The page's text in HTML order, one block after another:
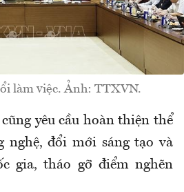
làm việc. Ảnh: TTXVN.
yêu cầu hoàn thiện thể
nghệ, đổi mới sáng tạo và
gia, tháo gỡ điểm nghẽn